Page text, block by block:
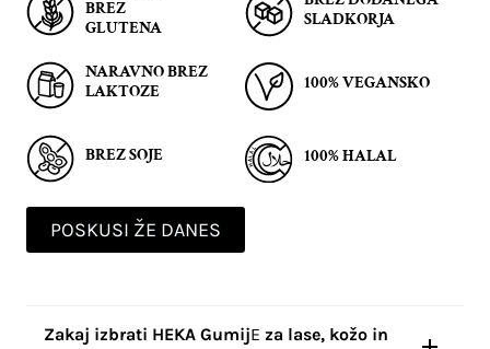
BREZ
GLUTENA
NARAVNO BREZ
LAKTOZE
BREZ SOJE
SLADKORJA
100% VEGANSKO
100% HALAL
POSKUSI ŽE DANES
Zakaj izbrati HEKA GumijE za lase, kožo in